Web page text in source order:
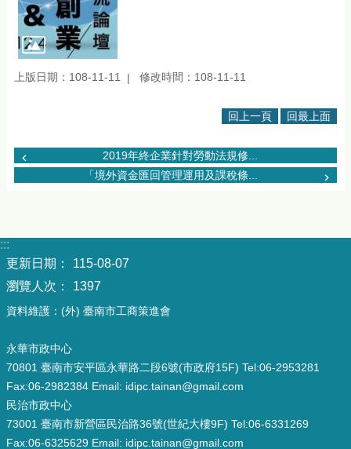
上版日期：108-11-11 修改時間：108-11-11
回上一頁 回最上面
2019年終企業針對勞動法規修...
「境外資金匯回管理運用及課稅條...
:::
更新日期：
115-08-07
瀏覽人次：
1397
資料維護：(外) 臺南市工商策進會
永華市政中心
70801 臺南市安平區永華路二段6號(市政府15F) Tel:06-2953281
Fax:06-2982384 Email: idipc.tainan@gmail.com
民治市政中心
73001 臺南市新營區民治路36號(世紀大樓9F) Tel:06-6331269
Fax:06-6325629 Email: idipc.tainan@gmail.com